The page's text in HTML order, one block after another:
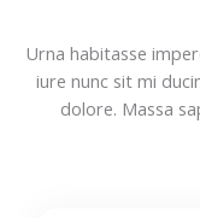
Urna habitasse
iure nunc sit mi
dolore. Massa